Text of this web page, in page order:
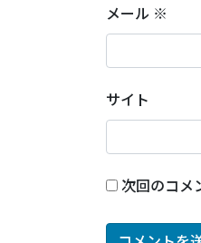
メール ※
サイト
次回のコメ